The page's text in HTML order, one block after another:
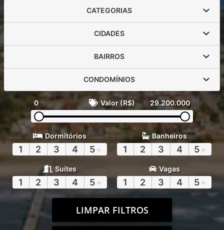
CATEGORIAS
CIDADES
BAIRROS
CONDOMÍNIOS
0 Valor (R$) 29.200.000
Dormitórios
1 2 3 4 5+
Banheiros
1 2 3 4 5+
Suítes
1 2 3 4 5+
Vagas
1 2 3 4 5+
LIMPAR FILTROS